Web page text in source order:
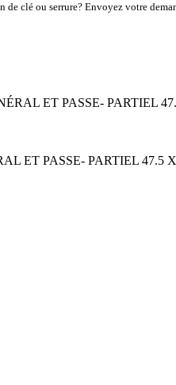
clé ou serrure? Envoyez votre
ET PASSE- PARTIEL